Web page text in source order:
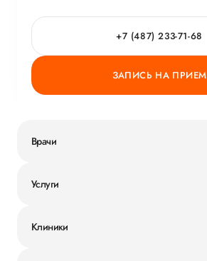
+7 (487) 233-71-68
ЗАПИСЬ НА ПРИЕМ
Врачи
Услуги
Клиники